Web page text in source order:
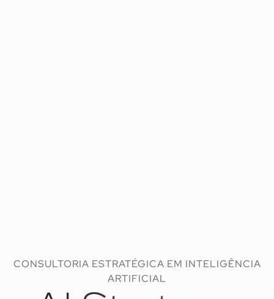
CONSULTORIA ESTRATÉGICA EM INTELIGÊNCIA
ARTIFICIAL